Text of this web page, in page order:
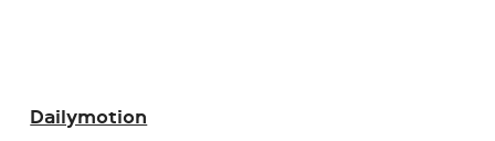
Dailymotion